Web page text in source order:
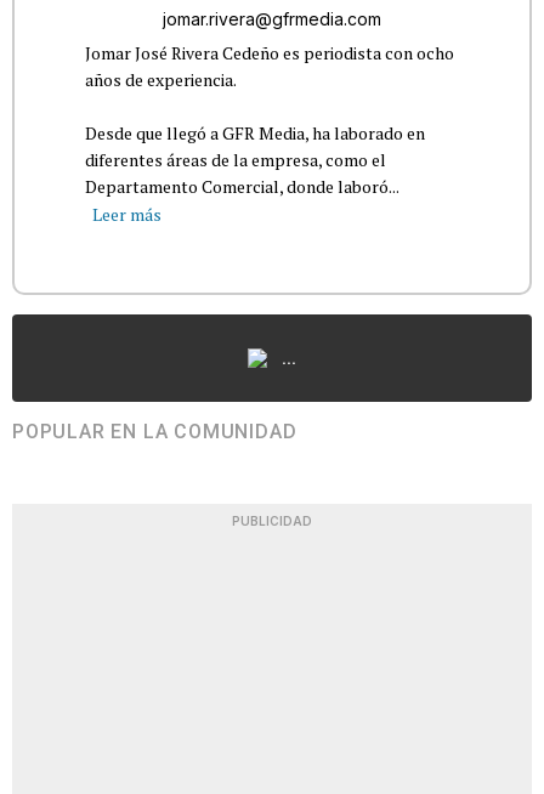
jomar.rivera@gfrmedia.com
Jomar José Rivera Cedeño es periodista con ocho
años de experiencia.
Desde que llegó a GFR Media, ha laborado en
diferentes áreas de la empresa, como el
Departamento Comercial, donde laboró...
Leer más
...
POPULAR EN LA COMUNIDAD
PUBLICIDAD